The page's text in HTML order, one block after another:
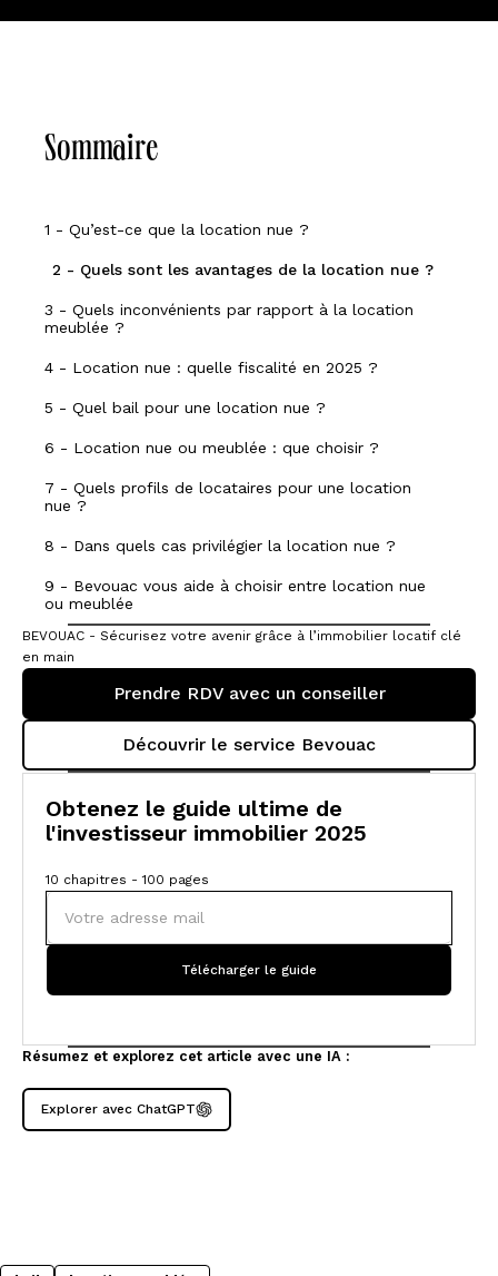
Sommaire
1 - Qu’est-ce que la location nue ?
2 - Quels sont les avantages de la location nue ?
3 - Quels inconvénients par rapport à la location
meublée ?
4 - Location nue : quelle fiscalité en 2025 ?
5 - Quel bail pour une location nue ?
6 - Location nue ou meublée : que choisir ?
7 - Quels profils de locataires pour une location
nue ?
8 - Dans quels cas privilégier la location nue ?
9 - Bevouac vous aide à choisir entre location nue
ou meublée
BEVOUAC - Sécurisez votre avenir grâce à l’immobilier locatif clé
en main
Prendre RDV avec un conseiller
Découvrir le service Bevouac
Obtenez le guide ultime de
l'investisseur immobilier 2025
10 chapitres - 100 pages
Résumez et explorez cet article avec une IA :
Explorer avec ChatGPT